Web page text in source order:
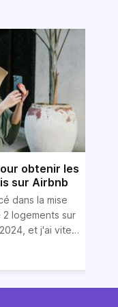
obtenir les
sur Airbnb
dans la mise
logements sur
et j'ai vite
unede vos